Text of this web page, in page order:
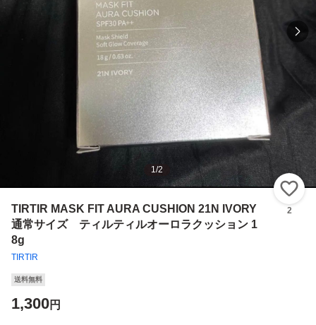
1/2
TIRTIR MASK FIT AURA CUSHION 21N IVORY
通常サイズ ティルティルオーロラクッション 1
8g
TIRTIR
2
送料無料
1,300円